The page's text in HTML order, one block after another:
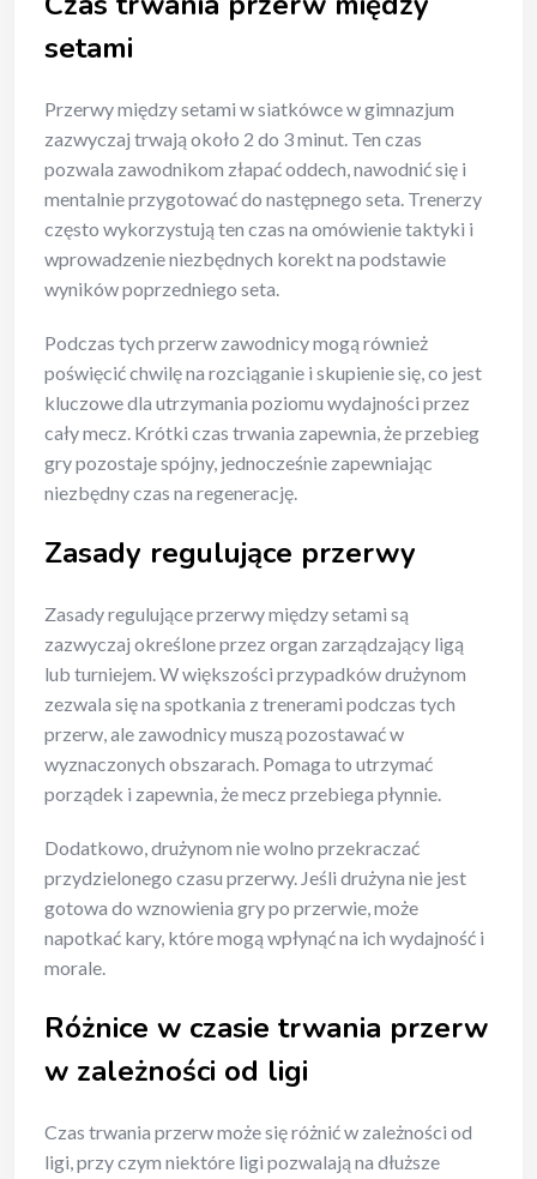
setami
Przerwy między setami w siatkówce w gimnazjum
zazwyczaj trwają około 2 do 3 minut. Ten czas
pozwala zawodnikom złapać oddech, nawodnić się i
mentalnie przygotować do następnego seta. Trenerzy
często wykorzystują ten czas na omówienie taktyki i
wprowadzenie niezbędnych korekt na podstawie
wyników poprzedniego seta.
Podczas tych przerw zawodnicy mogą również
poświęcić chwilę na rozciąganie i skupienie się, co jest
kluczowe dla utrzymania poziomu wydajności przez
cały mecz. Krótki czas trwania zapewnia, że przebieg
gry pozostaje spójny, jednocześnie zapewniając
niezbędny czas na regenerację.
Zasady regulujące przerwy
Zasady regulujące przerwy między setami są
zazwyczaj określone przez organ zarządzający ligą
lub turniejem. W większości przypadków drużynom
zezwala się na spotkania z trenerami podczas tych
przerw, ale zawodnicy muszą pozostawać w
wyznaczonych obszarach. Pomaga to utrzymać
porządek i zapewnia, że mecz przebiega płynnie.
Dodatkowo, drużynom nie wolno przekraczać
przydzielonego czasu przerwy. Jeśli drużyna nie jest
gotowa do wznowienia gry po przerwie, może
napotkać kary, które mogą wpłynąć na ich wydajność i
morale.
Różnice w czasie trwania przerw
w zależności od ligi
Czas trwania przerw może się różnić w zależności od
ligi, przy czym niektóre ligi pozwalają na dłuższe